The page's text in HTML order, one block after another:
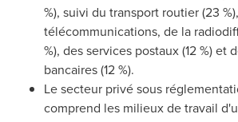
%), suivi du transport routier (23
télécommunications, de la
%), des services postaux (12 %) et
bancaires (12 %).
Le secteur privé sous
comprend les milieux de travail